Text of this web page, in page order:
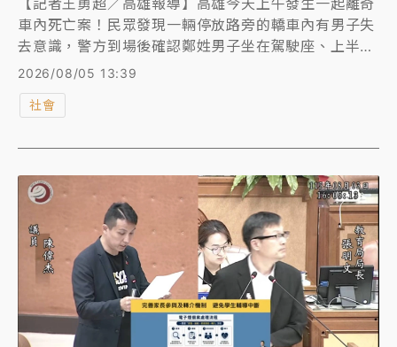
車內死亡案！民眾發現一輛停放路旁的轎車內有男子失
去意識，警方到場後確認鄭姓男子坐在駕駛座、上半身
趴在副駕駛座，已明顯死亡。承辦警官說，調閱監視器
上查獲電子煙，初步檢測均呈依托咪酯陽性，全案已報
2026/08/05 13:39
社會